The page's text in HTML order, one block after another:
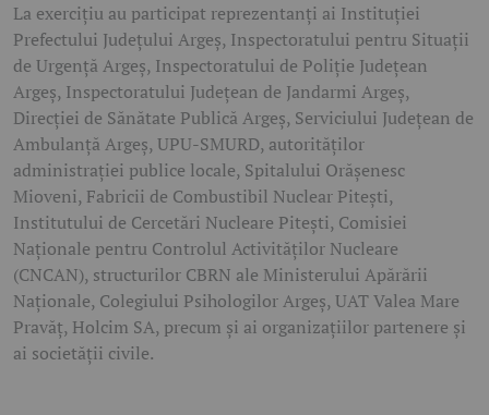
La exercițiu au participat reprezentanți ai Instituției
Prefectului Județului Argeș, Inspectoratului pentru Situații
de Urgență Argeș, Inspectoratului de Poliție Județean
Argeș, Inspectoratului Județean de Jandarmi Argeș,
Direcției de Sănătate Publică Argeș, Serviciului Județean de
Ambulanță Argeș, UPU-SMURD, autorităților
administrației publice locale, Spitalului Orășenesc
Mioveni, Fabricii de Combustibil Nuclear Pitești,
Institutului de Cercetări Nucleare Pitești, Comisiei
Naționale pentru Controlul Activităților Nucleare
(CNCAN), structurilor CBRN ale Ministerului Apărării
Naționale, Colegiului Psihologilor Argeș, UAT Valea Mare
Pravăț, Holcim SA, precum și ai organizațiilor partenere și
ai societății civile.